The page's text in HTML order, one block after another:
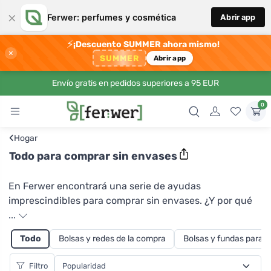
× Ferwer: perfumes y cosmética Abrir app
×
⚡¡Descuento SUMMER ahora mismo!
SUMMER Abrir app
Envío gratis en pedidos superiores a 95 EUR
0
‹Hogar
Todo para comprar sin envases
En Ferwer encontrará una serie de ayudas
imprescindibles para comprar sin envases. ¿Y por qué
debería comprar sin envases? En primer lugar, porque
al utilizar tus propias bolsas para los productos de
panadería, verdura y otros, reducirás significativamente
la producción de residuos de plástico y de plástico. Al
...
Todo Bolsas y redes de la compra Bolsas y fundas para
Filtro